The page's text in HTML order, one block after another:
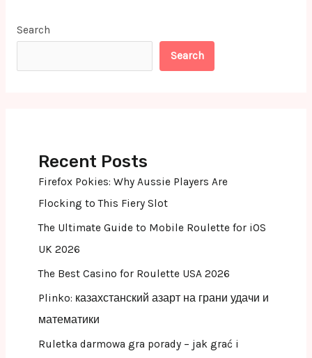
Search
Search
Recent Posts
Firefox Pokies: Why Aussie Players Are
Flocking to This Fiery Slot
The Ultimate Guide to Mobile Roulette for iOS
UK 2026
The Best Casino for Roulette USA 2026
Plinko: казахстанский азарт на грани удачи и
математики
Ruletka darmowa gra porady – jak grać i